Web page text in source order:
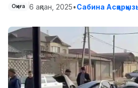
Оқиға 6 ақпан, 2025•Сабина